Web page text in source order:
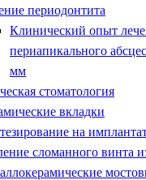
периодонтита
Клинический опыт
периапикального
мм
стоматология
вкладки
на
сломанного винта